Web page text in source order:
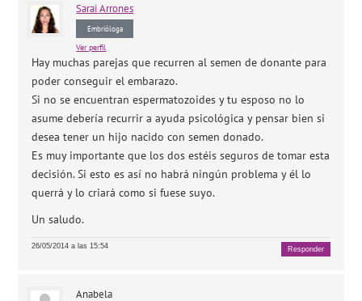
Sarai Arrones
Embrióloga
Ver perfil
Hay muchas parejas que recurren al semen de donante para
poder conseguir el embarazo.
Si no se encuentran espermatozoides y tu esposo no lo
asume debería recurrir a ayuda psicológica y pensar bien si
desea tener un hijo nacido con semen donado.
Es muy importante que los dos estéis seguros de tomar esta
decisión. Si esto es así no habrá ningún problema y él lo
querrá y lo criará como si fuese suyo.
Un saludo.
26/05/2014 a las 15:54 Responder
Anabela